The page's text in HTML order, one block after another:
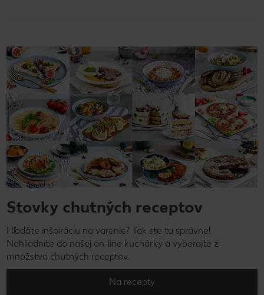
Stovky chutných receptov
Hľadáte inšpiráciu na varenie? Tak ste tu správne!
Nahliadnite do našej on-line kuchárky a vyberajte z
množstva chutných receptov.
Na recepty